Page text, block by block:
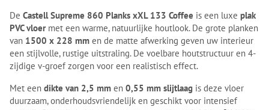
De Castell Supreme 860 Planks xXL 133 Coffee is een luxe plak
PVC vloermet een warme, natuurlijke houtlook. De grote planken
van 1500 x 228 mm en de matte afwerking geven uw interieur
een stijlvolle, rustige uitstraling. De voelbare houtstructuur en 4-
zijdige v-groef zorgen voor een realistisch effect.
Met een dikte van 2,5 mm en 0,55 mm slijtlaag is deze vloer
duurzaam, onderhoudsvriendelijk en geschikt voor intensief